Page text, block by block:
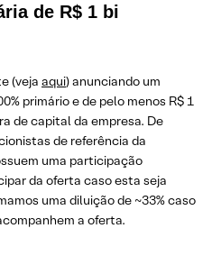
de R$ 1 bi
(veja aqui) anunciando um
primário e de pelo menos R$ 1
de capital da empresa. De
de referência da
uma participação
da oferta caso esta seja
uma diluição de ~33% caso
a oferta.